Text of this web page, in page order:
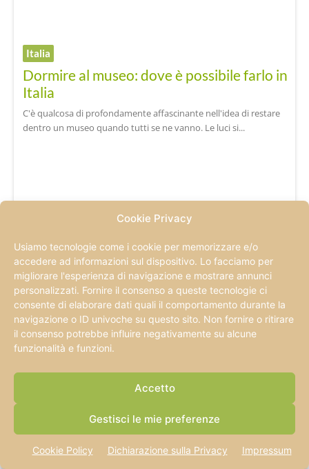
Cookie Privacy
Usiamo tecnologie come i cookie per memorizzare e/o
accedere ad informazioni sul dispositivo. Lo facciamo per
migliorare l'esperienza di navigazione e mostrare annunci
personalizzati. Fornire il consenso a queste tecnologie ci
consente di elaborare dati quali il comportamento durante la
navigazione o ID univoche su questo sito. Non fornire o ritirare
il consenso potrebbe influire negativamente su alcune
funzionalità e funzioni.
Accetto
Gestisci le mie preferenze
Cookie Policy Dichiarazione sulla Privacy Impressum
Italia
Dormire al museo: dove è possibile farlo in
Italia
C'è qualcosa di profondamente affascinante nell'idea di restare
dentro un museo quando tutti se ne vanno. Le luci si...
Piemonte
visita
dedicato alla civiltà nilotica, ma...
Carica altro